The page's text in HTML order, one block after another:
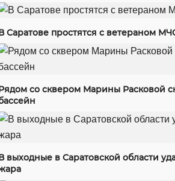
Саратове простятся с ветераном
со сквером Марины Расковой
выходные в Саратовской области